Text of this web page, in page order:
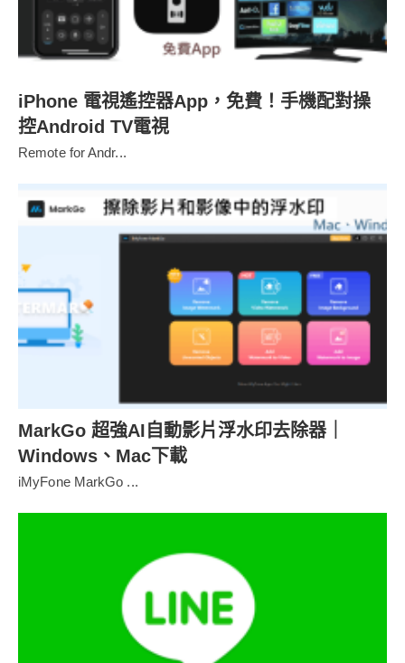
iPhone 電視遙控器App，免費！手機配對操
控Android TV電視
Remote for Andr...
MarkGo 超強AI自動影片浮水印去除器｜
Windows、Mac下載
iMyFone MarkGo ...